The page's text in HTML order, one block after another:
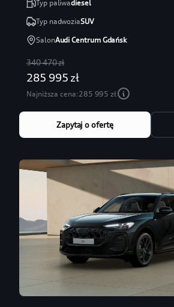
Typ paliwadiesel
Typ nadwoziaSUV
SalonAudi Centrum Gdańsk
340 470 zł
285 995 zł
Najniższa cena:285 995 zł
Zapytaj o ofertę